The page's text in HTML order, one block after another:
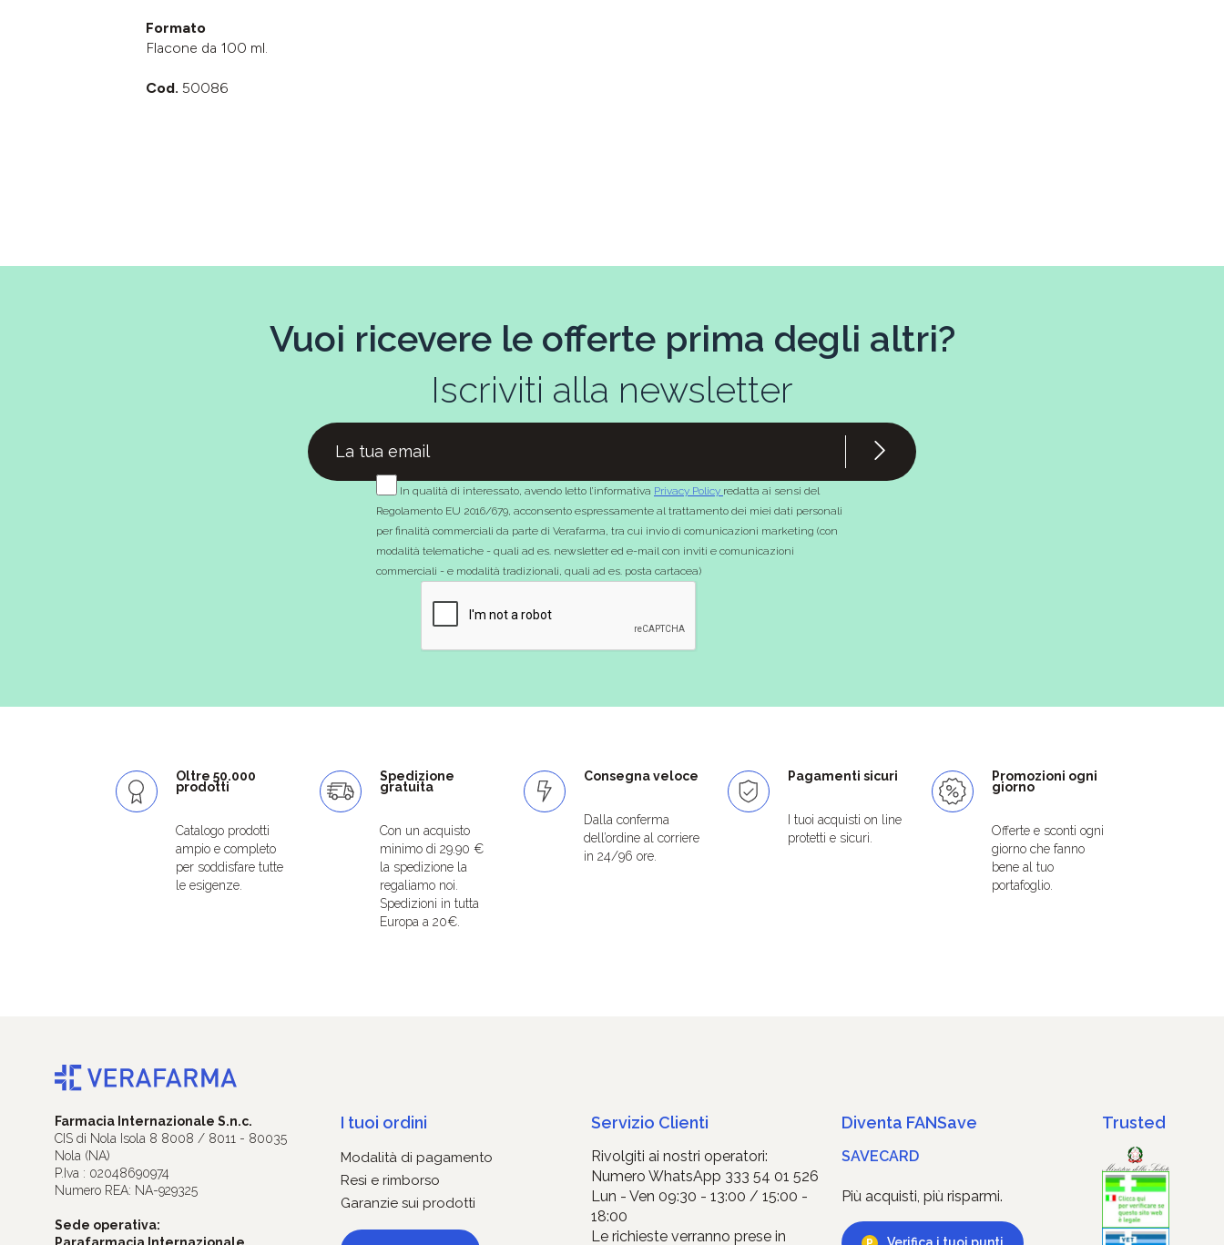
Formato
Flacone da 100 ml.
Cod. 50086
Vuoi ricevere le offerte prima degli altri?
Iscriviti alla newsletter
In qualità di interessato, avendo letto l’informativa Privacy Policy redatta ai sensi del
Regolamento EU 2016/679, acconsento espressamente al trattamento dei miei dati personali
per finalità commerciali da parte di Verafarma, tra cui invio di comunicazioni marketing (con
modalità telematiche - quali ad es. newsletter ed e-mail con inviti e comunicazioni
commerciali - e modalità tradizionali, quali ad es. posta cartacea)
Oltre 50.000
prodotti
Catalogo prodotti
ampio e completo
per soddisfare tutte
le esigenze.
Spedizione
gratuita
Con un acquisto
minimo di 29.90 €
la spedizione la
regaliamo noi.
Spedizioni in tutta
Europa a 20€.
Consegna veloce
Dalla conferma
dell’ordine al corriere
in 24/96 ore.
Pagamenti sicuri
I tuoi acquisti on line
protetti e sicuri.
Promozioni ogni
giorno
Offerte e sconti ogni
giorno che fanno
bene al tuo
portafoglio.
Farmacia Internazionale S.n.c.
CIS di Nola Isola 8 8008 / 8011 - 80035
Nola (NA)
P.Iva : 02048690974
Numero REA: NA-929325
Sede operativa:
I tuoi ordini
Modalità di pagamento
Resi e rimborso
Garanzie sui prodotti
Servizio Clienti
Rivolgiti ai nostri operatori:
Numero WhatsApp 333 54 01 526
Lun - Ven 09:30 - 13:00 / 15:00 -
18:00
Le richieste verranno prese in
Diventa FANSave
SAVECARD
Più acquisti, più risparmi.
Trusted